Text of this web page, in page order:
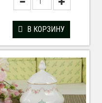
В КОРЗИНУ